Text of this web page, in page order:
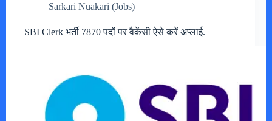
Sarkari Nuakari (Jobs)
SBI Clerk भर्ती 7870 पदों पर वैकेंसी ऐसे करें अप्लाई.